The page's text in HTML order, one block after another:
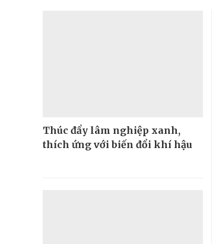
Thúc đẩy lâm nghiệp xanh,
thích ứng với biến đổi khí hậu